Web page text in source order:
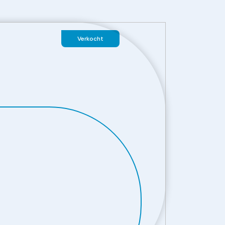
Verkocht